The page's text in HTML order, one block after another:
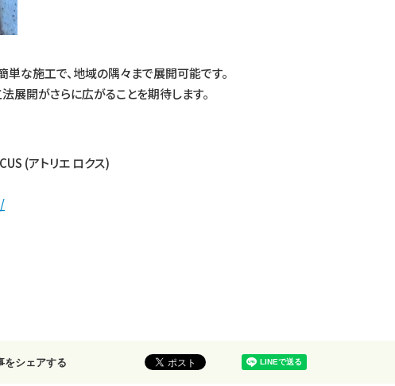
な施工で、地域の隅々まで展開可能です。
展開がさらに広がることを期待します。
(アトリエ ロクス)
をシェアする